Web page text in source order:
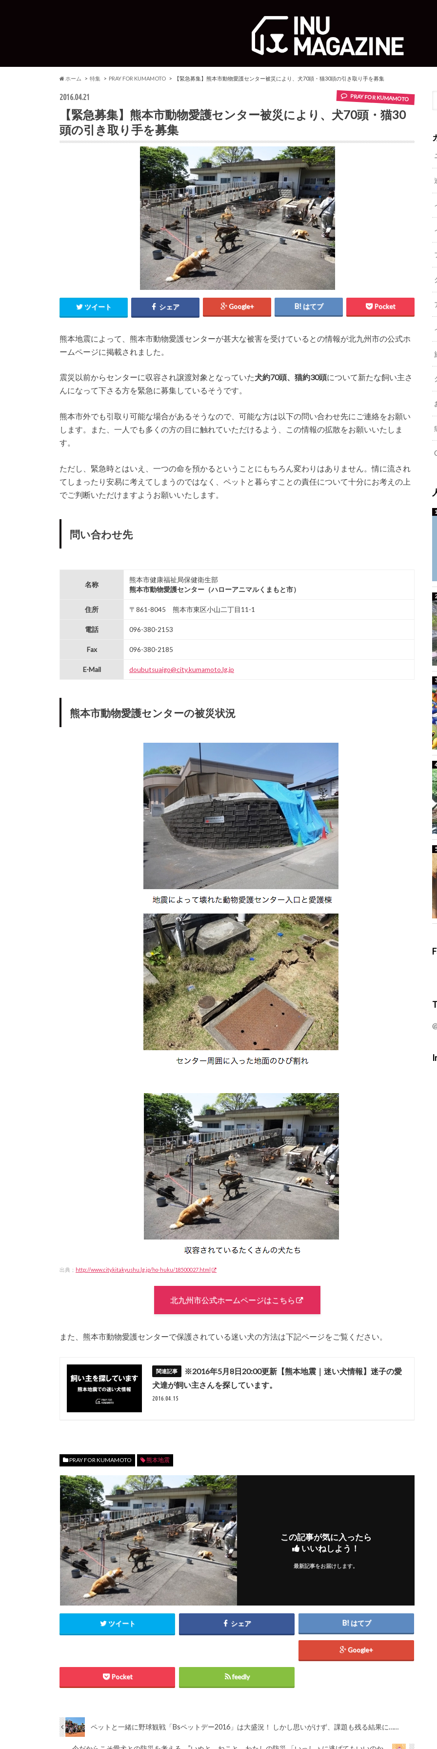
ホーム 特集 PRAY FOR KUMAMOTO 【緊急募集】熊本市動物愛護センター被災により、犬70頭・猫30頭の引き取り手を募集
2016.04.21 PRAY FOR KUMAMOTO
【緊急募集】熊本市動物愛護センター被災により、犬70頭・猫30
頭の引き取り手を募集
ツイート シェア Google+ はてブ Pocket
熊本地震によって、熊本市動物愛護センターが甚大な被害を受けているとの情報が北九州市の公式ホ
ームページに掲載されました。
震災以前からセンターに収容され譲渡対象となっていた犬約70頭、猫約30頭について新たな飼い主さ
んになって下さる方を緊急に募集しているそうです。
熊本市外でも引取り可能な場合があるそうなので、可能な方は以下の問い合わせ先にご連絡をお願い
します。また、一人でも多くの方の目に触れていただけるよう、この情報の拡散をお願いいたしま
す。
ただし、緊急時とはいえ、一つの命を預かるということにもちろん変わりはありません。情に流され
てしまったり安易に考えてしまうのではなく、ペットと暮らすことの責任について十分にお考えの上
でご判断いただけますようお願いいたします。
問い合わせ先
名称
熊本市健康福祉局保健衛生部
熊本市動物愛護センター（ハローアニマルくまもと市）
住所 〒861-8045 熊本市東区小山二丁目11-1
電話 096-380-2153
Fax 096-380-2185
E-Mail doubutsuaigo@city.kumamoto.lg.jp
熊本市動物愛護センターの被災状況
出典； http://www.city.kitakyushu.lg.jp/ho-huku/18500027.html
北九州市公式ホームページはこちら
また、熊本市動物愛護センターで保護されている迷い犬の方法は下記ページをご覧ください。
※2016年5月8日20:00更新【熊本地震｜迷い犬情報】迷子の愛
犬達が飼い主さんを探しています。
2016.04.15
PRAY FOR KUMAMOTO 熊本地震
この記事が気に入ったら
いいねしよう！
最新記事をお届けします。
ツイート シェア はてブ
Google+
Pocket feedly
ペットと一緒に野球観戦「Bsペットデー2016」は大盛況！ しかし思いがけず、課題も残る結果に……